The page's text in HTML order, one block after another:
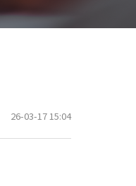
26-03-17 15:04